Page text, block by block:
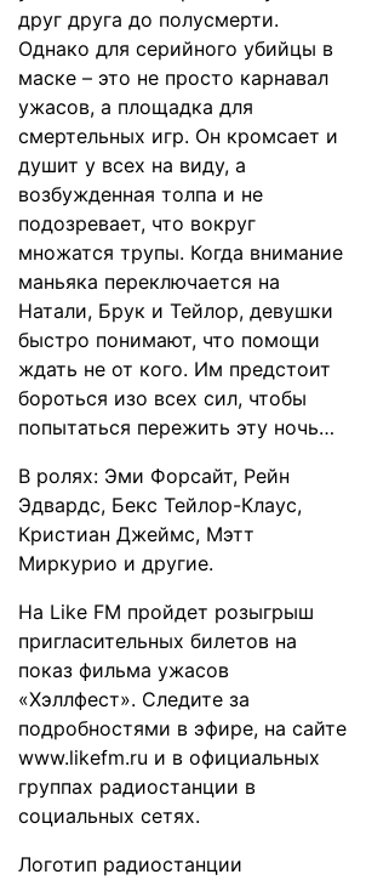
друг друга до полусмерти.
Однако для серийного убийцы в
маске – это не просто карнавал
ужасов, а площадка для
смертельных игр. Он кромсает и
душит у всех на виду, а
возбужденная толпа и не
подозревает, что вокруг
множатся трупы. Когда внимание
маньяка переключается на
Натали, Брук и Тейлор, девушки
быстро понимают, что помощи
ждать не от кого. Им предстоит
бороться изо всех сил, чтобы
попытаться пережить эту ночь…
В ролях: Эми Форсайт, Рейн
Эдвардс, Бекс Тейлор-Клаус,
Кристиан Джеймс, Мэтт
Миркурио и другие.
На Like FM пройдет розыгрыш
пригласительных билетов на
показ фильма ужасов
«Хэллфест». Следите за
подробностями в эфире, на сайте
www.likefm.ru и в официальных
группах радиостанции в
социальных сетях.
Логотип радиостанции